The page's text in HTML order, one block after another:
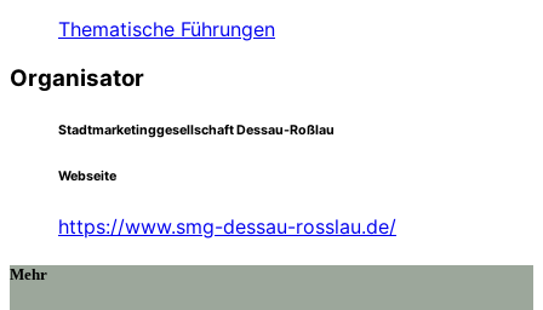
Thematische Führungen
Organisator
Stadtmarketinggesellschaft Dessau-Roßlau
Webseite
https://www.smg-dessau-rosslau.de/
Mehr